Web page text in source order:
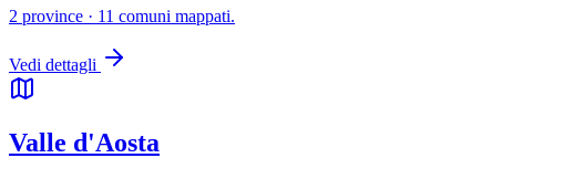
2 province · 11 comuni mappati.
Vedi dettagli
Valle d'Aosta